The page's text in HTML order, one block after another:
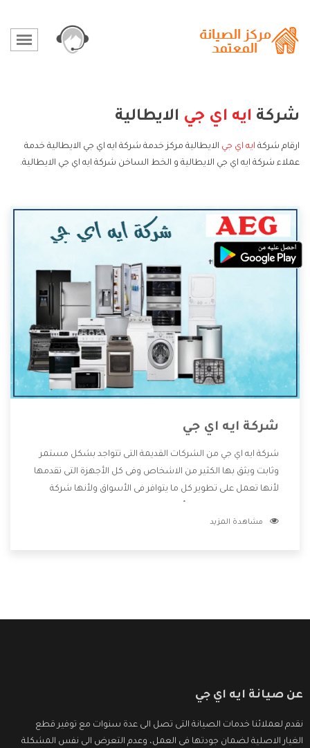
شركة ايه اي جي الايطالية
ارقام شركة ايه اي جي الايطالية مركز خدمة شركة ايه اي جي الايطالية خدمة
عملاء شركة ايه اي جي الايطالية و الخط الساخن شركة ايه اي جي الايطالية.
شركة ايه اي جي
شركة ايه اي جي من الشركات القديمة التى تتواجد بشكل مستمر
وثابت ويثق بها الكثير من الاشخاص وفى كل الأجهزة التى تقدمها
لأنها تعمل على تطوير كل ما يتوافر فى الأسواق ولأنها شركة
وتقدم للعملاء أقوى العروض والخصومات التى تسهل على
مشاهدة المزيد
عن صيانة ايه اي جي
نقدم لعملائنا خدمات الصيانة التى تصل الى عدة سنوات مع توفير قطع
الغيار الاصلية لضمان جودتها فى العمل، وعدم التعرض الى نفس المشكلة